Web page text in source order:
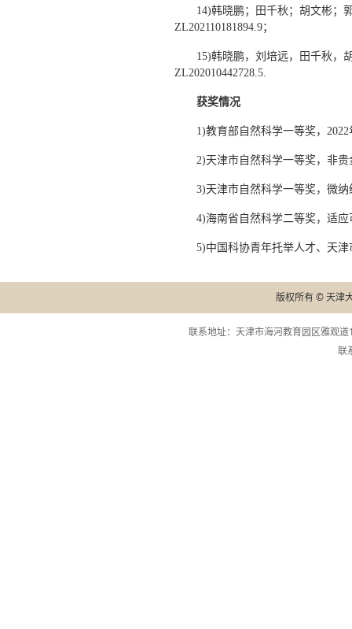
14)韩晓鹏；田千秋；胡文彬；
ZL202110181894.9；
15)韩晓鹏，刘培远，田千秋，
ZL202010442728.5.
获奖情况
1)教育部自然科学一等奖，
2)天津市自然科学一等奖，非
3)天津市自然科学一等奖，微
4)海南省自然科学二等奖，适
5)中国科协青年托举人才、天
版权所有 © 天津
联系地址：天津市海河教育园区雅观
联